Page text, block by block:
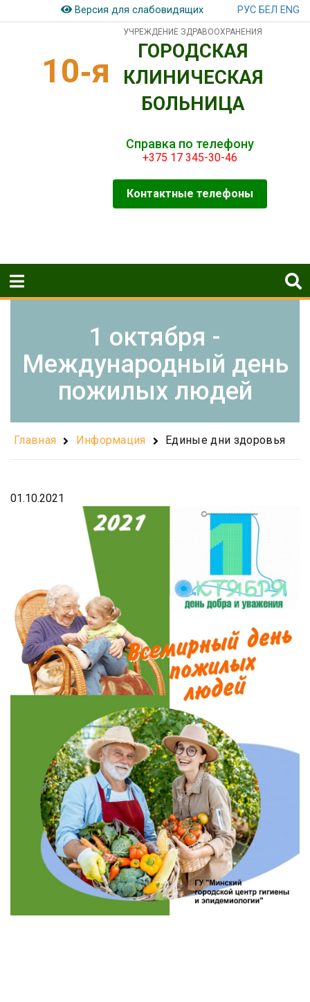
Версия для слабовидящих РУС БЕЛ ENG
10‑я
УЧРЕЖДЕНИЕ ЗДРАВООХРАНЕНИЯ
ГОРОДСКАЯ
КЛИНИЧЕСКАЯ
БОЛЬНИЦА
Справка по телефону
+375 17 345-30-46
Контактные телефоны
1 октября -
Международный день
пожилых людей
Главная Информация Единые дни здоровья
01.10.2021